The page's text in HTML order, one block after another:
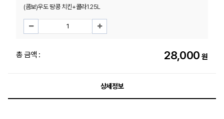
(콤보)우도 땅콩 치킨+콜라1.25L
총 금액 : 28,000 원
상세정보